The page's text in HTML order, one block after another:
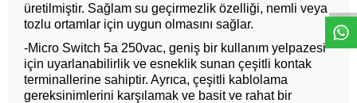
üretilmiştir. Sağlam su geçirmezlik özelliği, nemli veya
tozlu ortamlar için uygun olmasını sağlar.
-Micro Switch 5a 250vac, geniş bir kullanım yelpazesi
için uyarlanabilirlik ve esneklik sunan çeşitli kontak
terminallerine sahiptir. Ayrıca, çeşitli kablolama
gereksinimlerini karşılamak ve basit ve rahat bir